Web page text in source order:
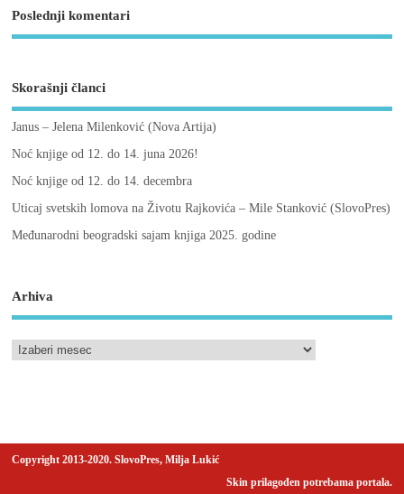
Poslednji komentari
Skorašnji članci
Janus – Jelena Milenković (Nova Artija)
Noć knjige od 12. do 14. juna 2026!
Noć knjige od 12. do 14. decembra
Uticaj svetskih lomova na Životu Rajkovića – Mile Stanković (SlovoPres)
Međunarodni beogradski sajam knjiga 2025. godine
Arhiva
Copyright 2013-2020. SlovoPres, Milja Lukić
Skin prilagođen potrebama portala.